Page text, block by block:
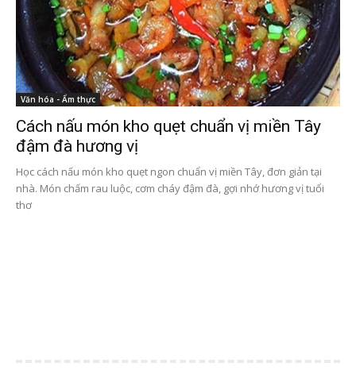
Văn hóa - Ẩm thực
Cách nấu món kho quẹt chuẩn vị miền Tây
đậm đà hương vị
Học cách nấu món kho quẹt ngon chuẩn vị miền Tây, đơn giản tại
nhà. Món chấm rau luộc, cơm cháy đậm đà, gợi nhớ hương vị tuổi
thơ